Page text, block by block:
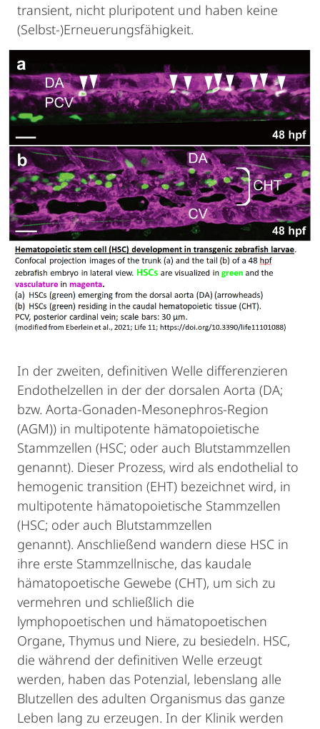
transient, nicht pluripotent und haben keine
(Selbst-)Erneuerungsfähigkeit.
In der zweiten, definitiven Welle differenzieren
Endothelzellen in der der dorsalen Aorta (DA;
bzw. Aorta-Gonaden-Mesonephros-Region
(AGM)) in multipotente hämatopoietische
Stammzellen (HSC; oder auch Blutstammzellen
genannt). Dieser Prozess, wird als endothelial to
hemogenic transition (EHT) bezeichnet wird, in
multipotente hämatopoietische Stammzellen
(HSC; oder auch Blutstammzellen
genannt). Anschließend wandern diese HSC in
ihre erste Stammzellnische, das kaudale
hämatopoetische Gewebe (CHT), um sich zu
vermehren und schließlich die
lymphopoetischen und hämatopoetischen
Organe, Thymus und Niere, zu besiedeln. HSC,
die während der definitiven Welle erzeugt
werden, haben das Potenzial, lebenslang alle
Blutzellen des adulten Organismus das ganze
Leben lang zu erzeugen. In der Klinik werden